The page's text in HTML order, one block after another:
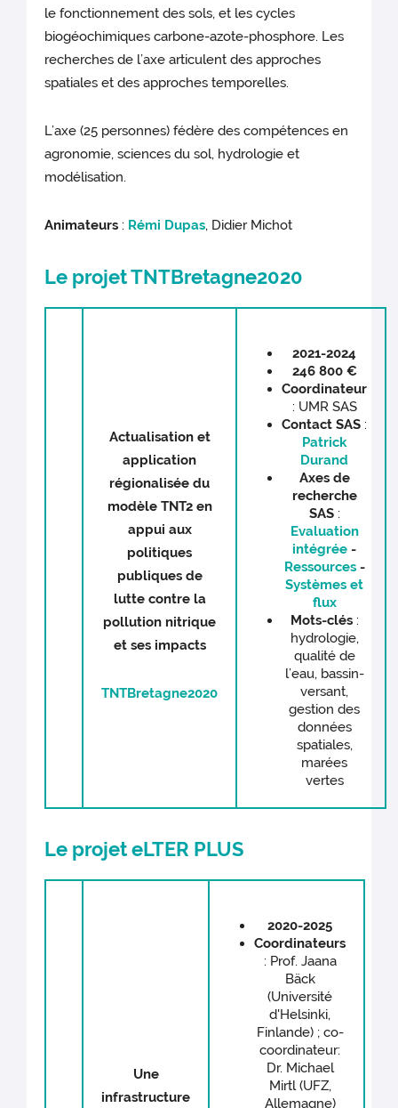
le fonctionnement des sols, et les cycles
biogéochimiques carbone-azote-phosphore. Les
recherches de l’axe articulent des approches
spatiales et des approches temporelles.
L’axe (25 personnes) fédère des compétences en
agronomie, sciences du sol, hydrologie et
modélisation.
Animateurs : Rémi Dupas, Didier Michot
Le projet TNTBretagne2020
Actualisation et
application
régionalisée du
modèle TNT2 en
appui aux
politiques
publiques de
lutte contre la
pollution nitrique
et ses impacts
TNTBretagne2020
2021-2024
246 800 €
Coordinateur
: UMR SAS
ContactSAS :
Patrick
Durand
Axes de
recherche
SAS :
Evaluation
intégrée -
Ressources-
Systèmes et
flux
Mots-clés :
hydrologie,
qualité de
l’eau, bassin-
versant,
gestion des
données
spatiales,
marées
vertes
Le projet eLTER PLUS
Une
infrastructure
2020-2025
Coordinateurs
: Prof. Jaana
Bäck
(Université
d'Helsinki,
Finlande) ; co-
coordinateur:
Dr. Michael
Mirtl (UFZ,
Allemagne)